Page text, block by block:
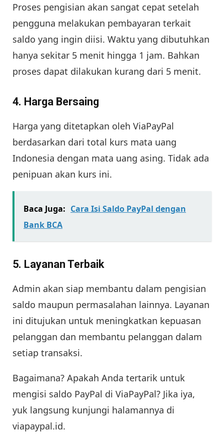
Proses pengisian akan sangat cepat setelah
pengguna melakukan pembayaran terkait
saldo yang ingin diisi. Waktu yang dibutuhkan
hanya sekitar 5 menit hingga 1 jam. Bahkan
proses dapat dilakukan kurang dari 5 menit.
4. Harga Bersaing
Harga yang ditetapkan oleh ViaPayPal
berdasarkan dari total kurs mata uang
Indonesia dengan mata uang asing. Tidak ada
penipuan akan kurs ini.
Baca Juga: Cara Isi Saldo PayPal dengan
Bank BCA
5. Layanan Terbaik
Admin akan siap membantu dalam pengisian
saldo maupun permasalahan lainnya. Layanan
ini ditujukan untuk meningkatkan kepuasan
pelanggan dan membantu pelanggan dalam
setiap transaksi.
Bagaimana? Apakah Anda tertarik untuk
mengisi saldo PayPal di ViaPayPal? Jika iya,
yuk langsung kunjungi halamannya di
viapaypal.id.